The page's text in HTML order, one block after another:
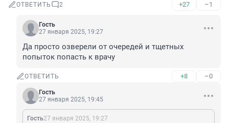
ОТВЕТИТЬ 2 +27 –1
Гость
27 января 2025, 19:27
Да просто озверели от очередей и тщетных
попыток попасть к врачу
ОТВЕТИТЬ +8 –0
Гость
27 января 2025, 19:45
Гость27 января 2025, 19:27